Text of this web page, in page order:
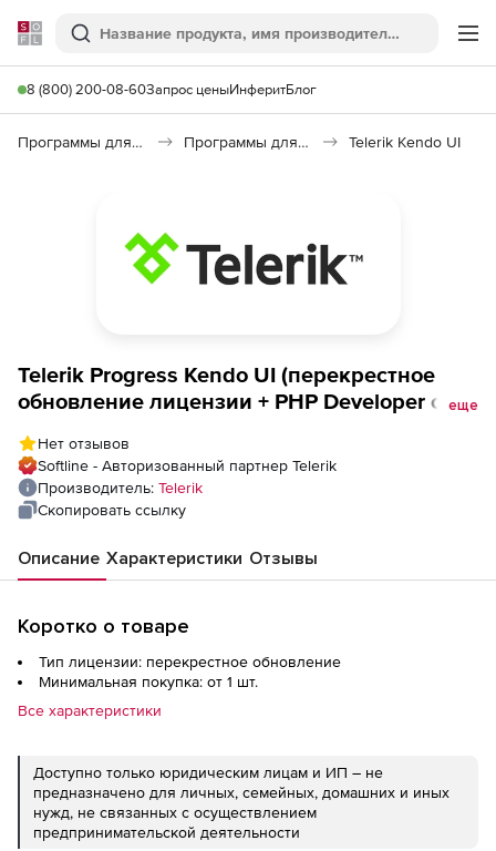
Softline
Поиск
8 (800) 200-08-60Запрос ценыИнферитБлог
Программы для программирования Программы для разработки ПО Telerik Kendo UI
Telerik Progress Kendo UI (перекрестное
обновление лицензии + PHP Developer с
Developer License - Priority Support to
Progress DevCraft UI + PHP &amp; JSP
Standard Upgrade
еще
Нет отзывов
Softline - Авторизованный партнер Telerik
Производитель: Telerik
Скопировать ссылку
Описание Характеристики Отзывы
Коротко о товаре
Тип лицензии: перекрестное обновление
Минимальная покупка: от 1 шт.
Все характеристики
Доступно только юридическим лицам и ИП – не
предназначено для личных, семейных, домашних и иных
нужд, не связанных с осуществлением
предпринимательской деятельности